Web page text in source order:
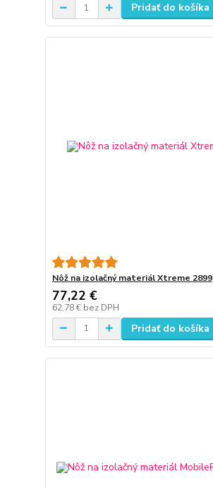
Pridať do košíka
Nôž na izolačný materiál Xtreme 2899
77,22 €
62,78 € bez DPH
Pridať do košíka